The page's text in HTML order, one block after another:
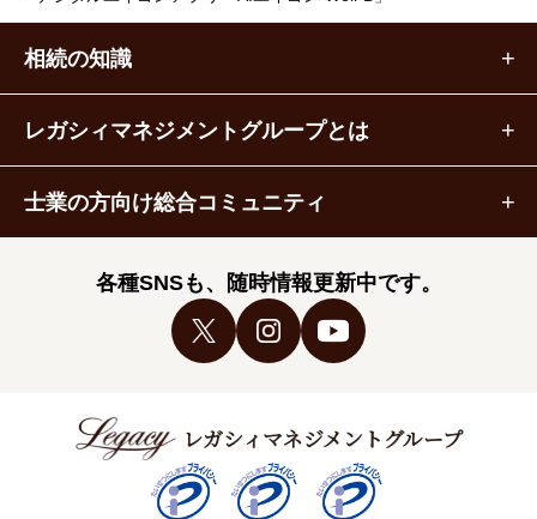
相続の知識
レガシィマネジメントグループとは
士業の方向け総合コミュニティ
各種SNSも、随時情報更新中です。
レガシィマネジメントグループ